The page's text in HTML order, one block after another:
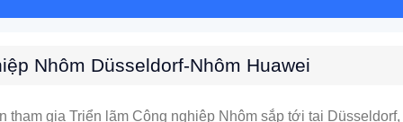
Nhôm Düsseldorf-Nhôm Huawei
tham gia Triển lãm Công nghiệp Nhôm sắp tới tại